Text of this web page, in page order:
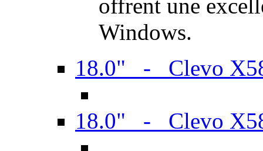
offrent une
Windows.
18.0" - Clevo
18.0" - Clevo